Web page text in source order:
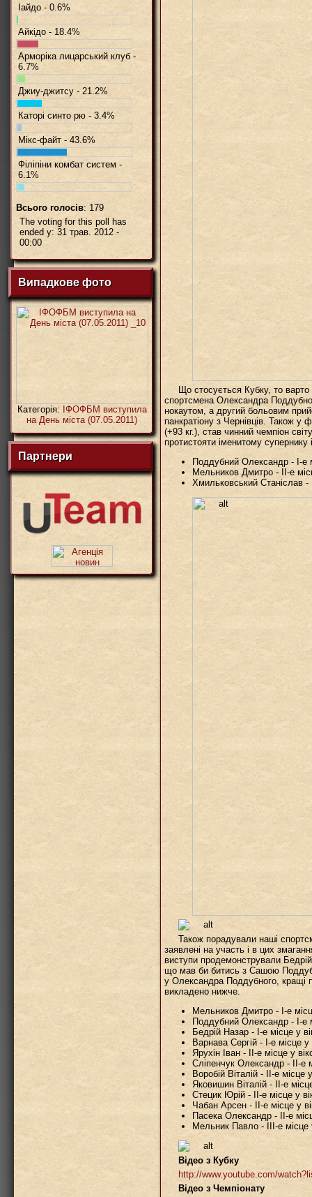
Іайдо - 0.6%
Айкідо - 18.4%
Арморіка лицарський клуб -
6.7%
Джиу-джитсу - 21.2%
Каторі синто рю - 3.4%
Мікс-файт - 43.6%
Філіпіни комбат систем -
6.1%
Всього голосів: 179
The voting for this poll has
ended у: 31 трав. 2012 -
00:00
Випадкове фото
Категорія: ІФОФБМ виступила
на День міста (07.05.2011)
Партнери
Що стосується Кубку, то варто
спортсмена Олександра
нокаутом, а другий больовим
панкратіону з Чернівців. Також у
(+93 кг.), став чинний чемпіон
протистояти іменитому
Поддубний Олександр - І-е
Мельников Дмитро - ІІ-е
Хмильковський Станіслав -
Також порадували наші
заявлені на участь і в цих
виступи продемонстрували
що мав би битись з Сашою
у Олександра Поддубного, кращі
викладено нижче.
Мельников Дмитро - І-е
Поддубний Олександр - І-е
Бедрій Назар - І-е місце у
Варнава Сергій - І-е місце у
Ярухін Іван - ІІ-е місце у
Сліпенчук Олександр - ІІ-е
Воробій Віталій - ІІ-е місце
Яковишин Віталій - ІІ-е
Стецик Юрій - ІІ-е місце у
Чабан Арсен - ІІ-е місце у
Пасека Олександр - ІІ-е
Мельник Павло - ІІІ-е місце
Відео з Кубку
http://www.youtube.com/
Відео з Чемпіонату